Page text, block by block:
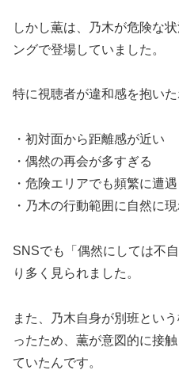
しかし薫は、乃木が危険な
ングで登場していました。
特に視聴者が違和感を抱い
・初対面から距離感が近い
・偶然の再会が多すぎる
・危険エリアでも頻繁に遭遇
・乃木の行動範囲に自然に
SNSでも「偶然にしては不
り多く見られました。
また、乃木自身が別班とい
ったため、薫が意図的に接
ていたんです。